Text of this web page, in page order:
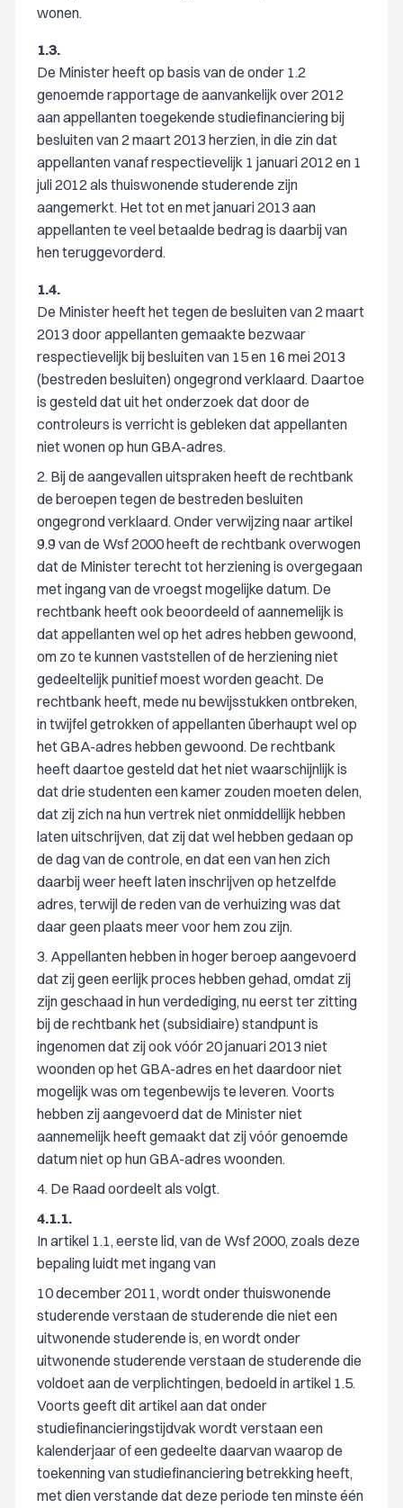
wonen.
1.3.
De Minister heeft op basis van de onder 1.2
genoemde rapportage de aanvankelijk over 2012
aan appellanten toegekende studiefinanciering bij
besluiten van 2 maart 2013 herzien, in die zin dat
appellanten vanaf respectievelijk 1 januari 2012 en 1
juli 2012 als thuiswonende studerende zijn
aangemerkt. Het tot en met januari 2013 aan
appellanten te veel betaalde bedrag is daarbij van
hen teruggevorderd.
1.4.
De Minister heeft het tegen de besluiten van 2 maart
2013 door appellanten gemaakte bezwaar
respectievelijk bij besluiten van 15 en 16 mei 2013
(bestreden besluiten) ongegrond verklaard. Daartoe
is gesteld dat uit het onderzoek dat door de
controleurs is verricht is gebleken dat appellanten
niet wonen op hun GBA-adres.
2. Bij de aangevallen uitspraken heeft de rechtbank
de beroepen tegen de bestreden besluiten
ongegrond verklaard. Onder verwijzing naar artikel
9.9 van de Wsf 2000 heeft de rechtbank overwogen
dat de Minister terecht tot herziening is overgegaan
met ingang van de vroegst mogelijke datum. De
rechtbank heeft ook beoordeeld of aannemelijk is
dat appellanten wel op het adres hebben gewoond,
om zo te kunnen vaststellen of de herziening niet
gedeeltelijk punitief moest worden geacht. De
rechtbank heeft, mede nu bewijsstukken ontbreken,
in twijfel getrokken of appellanten überhaupt wel op
het GBA-adres hebben gewoond. De rechtbank
heeft daartoe gesteld dat het niet waarschijnlijk is
dat drie studenten een kamer zouden moeten delen,
dat zij zich na hun vertrek niet onmiddellijk hebben
laten uitschrijven, dat zij dat wel hebben gedaan op
de dag van de controle, en dat een van hen zich
daarbij weer heeft laten inschrijven op hetzelfde
adres, terwijl de reden van de verhuizing was dat
daar geen plaats meer voor hem zou zijn.
3. Appellanten hebben in hoger beroep aangevoerd
dat zij geen eerlijk proces hebben gehad, omdat zij
zijn geschaad in hun verdediging, nu eerst ter zitting
bij de rechtbank het (subsidiaire) standpunt is
ingenomen dat zij ook vóór 20 januari 2013 niet
woonden op het GBA-adres en het daardoor niet
mogelijk was om tegenbewijs te leveren. Voorts
hebben zij aangevoerd dat de Minister niet
aannemelijk heeft gemaakt dat zij vóór genoemde
datum niet op hun GBA-adres woonden.
4. De Raad oordeelt als volgt.
4.1.1.
In artikel 1.1, eerste lid, van de Wsf 2000, zoals deze
bepaling luidt met ingang van
10 december 2011, wordt onder thuiswonende
studerende verstaan de studerende die niet een
uitwonende studerende is, en wordt onder
uitwonende studerende verstaan de studerende die
voldoet aan de verplichtingen, bedoeld in artikel 1.5.
Voorts geeft dit artikel aan dat onder
studiefinancieringstijdvak wordt verstaan een
kalenderjaar of een gedeelte daarvan waarop de
toekenning van studiefinanciering betrekking heeft,
met dien verstande dat deze periode ten minste één